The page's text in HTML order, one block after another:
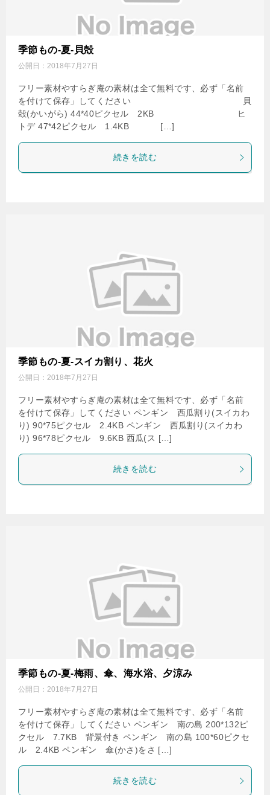
季節もの-夏-貝殻
公開日： 2018年7月27日
フリー素材やすらぎ庵の素材は全て無料です、必ず「名前
を付けて保存」してください 貝
殻(かいがら) 44*40ピクセル 2KB ヒ
トデ 47*42ピクセル 1.4KB […]
続きを読む
季節もの-夏-スイカ割り、花火
公開日： 2018年7月27日
フリー素材やすらぎ庵の素材は全て無料です、必ず「名前
を付けて保存」してください ペンギン 西瓜割り(スイカわ
り) 90*75ピクセル 2.4KB ペンギン 西瓜割り(スイカわ
り) 96*78ピクセル 9.6KB 西瓜(ス […]
続きを読む
季節もの-夏-梅雨、傘、海水浴、夕涼み
公開日： 2018年7月27日
フリー素材やすらぎ庵の素材は全て無料です、必ず「名前
を付けて保存」してください ペンギン 南の島 200*132ピ
クセル 7.7KB 背景付き ペンギン 南の島 100*60ピクセ
ル 2.4KB ペンギン 傘(かさ)をさ […]
続きを読む